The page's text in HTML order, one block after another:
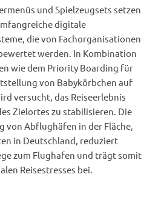
und Spielzeugsets setzen
digitale
die von Fachorganisationen
werden. In Kombination
wie dem Priority Boarding für
von Babykörbchen auf
versucht, das Reiseerlebnis
Zielortes zu stabilisieren. Die
von Abflughäfen in der Fläche,
in Deutschland, reduziert
zum Flughafen und trägt somit
Reisestresses bei.